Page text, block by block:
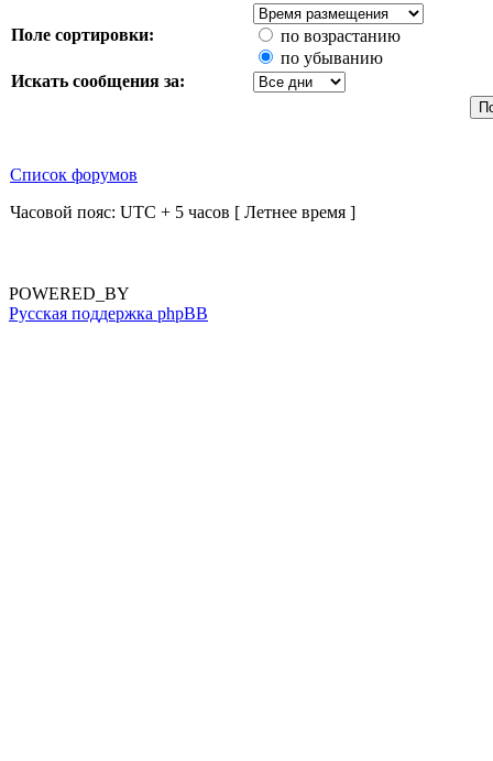
Поле сортировки:
по возрастанию
по убыванию
Искать сообщения за:
Список форумов
Часовой пояс: UTC + 5 часов [ Летнее время ]
POWERED_BY
Русская поддержка phpBB